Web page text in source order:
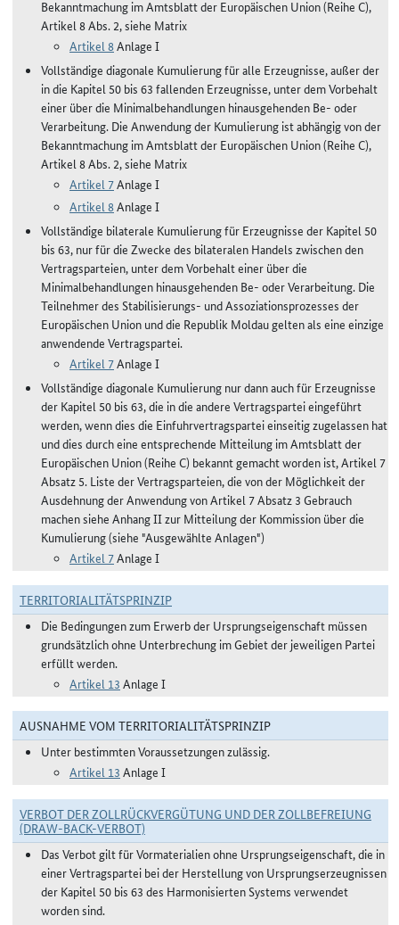
Bekanntmachung im Amtsblatt der Europäischen Union (Reihe C),
Artikel 8 Abs. 2, siehe Matrix
Artikel 8Anlage I
Vollständige diagonale Kumulierung für alle Erzeugnisse, außer der
in die Kapitel 50 bis 63 fallenden Erzeugnisse, unter dem Vorbehalt
einer über die Minimalbehandlungen hinausgehenden Be- oder
Verarbeitung. Die Anwendung der Kumulierung ist abhängig von der
Bekanntmachung im Amtsblatt der Europäischen Union (Reihe C),
Artikel 8 Abs. 2, siehe Matrix
Artikel 7Anlage I
Artikel 8Anlage I
Vollständige bilaterale Kumulierung für Erzeugnisse der Kapitel 50
bis 63, nur für die Zwecke des bilateralen Handels zwischen den
Vertragsparteien, unter dem Vorbehalt einer über die
Minimalbehandlungen hinausgehenden Be- oder Verarbeitung. Die
Teilnehmer des Stabilisierungs- und Assoziationsprozesses der
Europäischen Union und die Republik Moldau gelten als eine einzige
anwendende Vertragspartei.
Artikel 7Anlage I
Vollständige diagonale Kumulierung nur dann auch für Erzeugnisse
der Kapitel 50 bis 63, die in die andere Vertragspartei eingeführt
werden, wenn dies die Einfuhrvertragspartei einseitig zugelassen hat
und dies durch eine entsprechende Mitteilung im Amtsblatt der
Europäischen Union (Reihe C) bekannt gemacht worden ist, Artikel 7
Absatz 5. Liste der Vertragsparteien, die von der Möglichkeit der
Ausdehnung der Anwendung von Artikel 7 Absatz 3 Gebrauch
machen siehe Anhang II zur Mitteilung der Kommission über die
Kumulierung (siehe "Ausgewählte Anlagen")
Artikel 7Anlage I
TERRITORIALITÄTSPRINZIP
Die Bedingungen zum Erwerb der Ursprungseigenschaft müssen
grundsätzlich ohne Unterbrechung im Gebiet der jeweiligen Partei
erfüllt werden.
Artikel 13 Anlage I
AUSNAHME VOM TERRITORIALITÄTSPRINZIP
Unter bestimmten Voraussetzungen zulässig.
Artikel 13 Anlage I
VERBOT DER ZOLLRÜCKVERGÜTUNG UND DER ZOLLBEFREIUNG
(DRAW-BACK-VERBOT)
Das Verbot gilt für Vormaterialien ohne Ursprungseigenschaft, die in
einer Vertragspartei bei der Herstellung von Ursprungserzeugnissen
der Kapitel 50 bis 63 des Harmonisierten Systems verwendet
worden sind.